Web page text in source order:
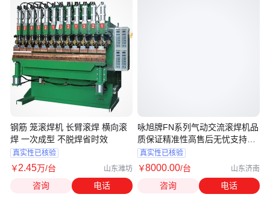
钢筋 笼滚焊机 长臂滚焊 横向滚
焊 一次成型 不脱焊省时效
真实性已核验
￥2.45万/台 山东潍坊
咨询 电话
咏旭牌FN系列气动交流滚焊机品
质保证精准性高售后无忧支持定
制
真实性已核验
￥8000.00/台 山东济南
咨询 电话